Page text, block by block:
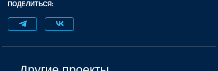
ПОДЕЛИТЬСЯ: